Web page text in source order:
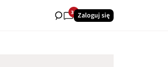
30Zaloguj się